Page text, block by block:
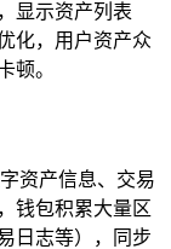
显示资产列表
化，用户资产众
顿。
资产信息、交易
钱包积累大量区
日志等），同步